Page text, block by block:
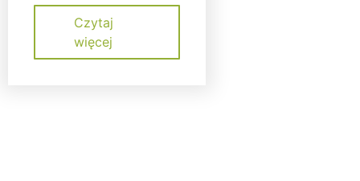
Czytaj
więcej